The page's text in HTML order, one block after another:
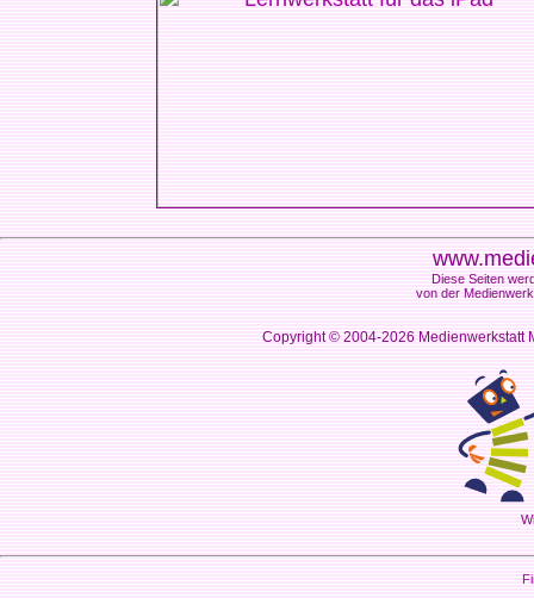
Diese Seiten
von der
Copyright © 2004-2026Medienwerkstatt